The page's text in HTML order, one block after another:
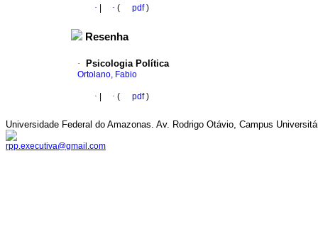
· · ( pdf)
Resenha
· Psicologia Política
Ortolano, Fabio
· · ( pdf)
Universidade Federal do Amazonas. Av. Rodrigo Otávio, Campus
rpp.executiva@gmail.com